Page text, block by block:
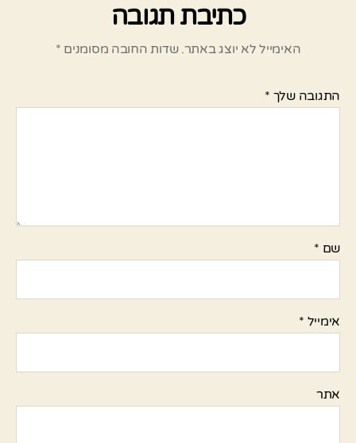
כתיבת תגובה
האימייל לא יוצג באתר. שדות החובה מסומנים *
התגובה שלך *
שם *
אימייל *
אתר